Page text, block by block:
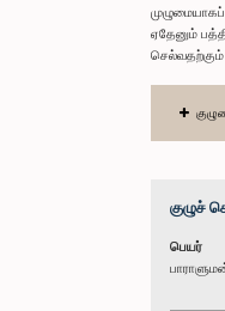
ஏதேனும்
செல்வதற்கும்
குழுச்
பெயர்